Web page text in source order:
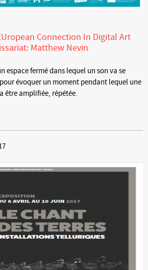
Connection In Digital Art
Matthew Nevin
espace fermé dans lequel un son va se
évoquer un moment pendant lequel une
être amplifiée, répétée.